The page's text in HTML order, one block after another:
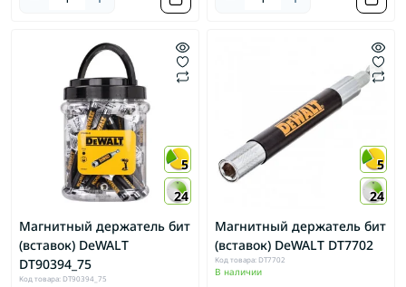
5
24
Магнитный держатель бит
(вставок) DeWALT
DT90394_75
Код товара: DT90394_75
5
24
Магнитный держатель бит
(вставок) DeWALT DT7702
Код товара: DT7702
В наличии